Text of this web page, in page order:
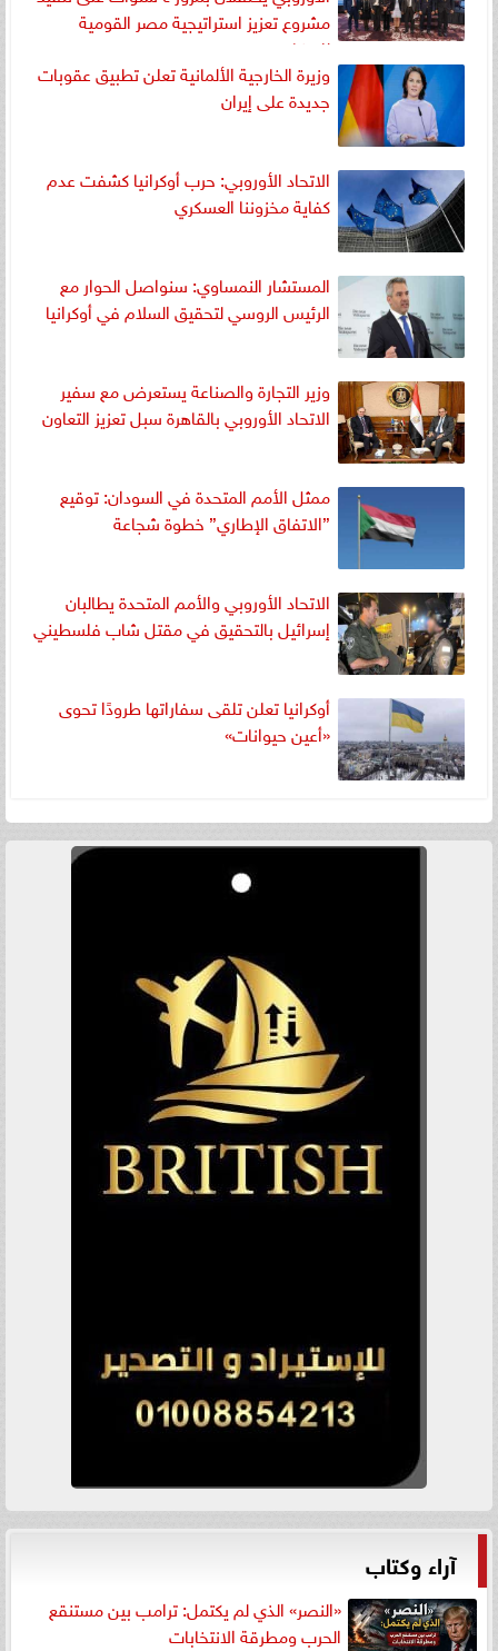
مشروع تعزيز استراتيجية مصر القومية
للسكان
وزيرة الخارجية الألمانية تعلن تطبيق عقوبات
جديدة على إيران
الاتحاد الأوروبي: حرب أوكرانيا كشفت عدم
كفاية مخزوننا العسكري
المستشار النمساوي: سنواصل الحوار مع
الرئيس الروسي لتحقيق السلام في أوكرانيا
وزير التجارة والصناعة يستعرض مع سفير
الاتحاد الأوروبي بالقاهرة سبل تعزيز التعاون
ممثل الأمم المتحدة في السودان: توقيع
”الاتفاق الإطاري” خطوة شجاعة
الاتحاد الأوروبي والأمم المتحدة يطالبان
إسرائيل بالتحقيق في مقتل شاب فلسطيني
أوكرانيا تعلن تلقى سفاراتها طرودًا تحوى
«أعين حيوانات»
آراء وكتاب
«النصر» الذي لم يكتمل: ترامب بين مستنقع
الحرب ومطرقة الانتخابات